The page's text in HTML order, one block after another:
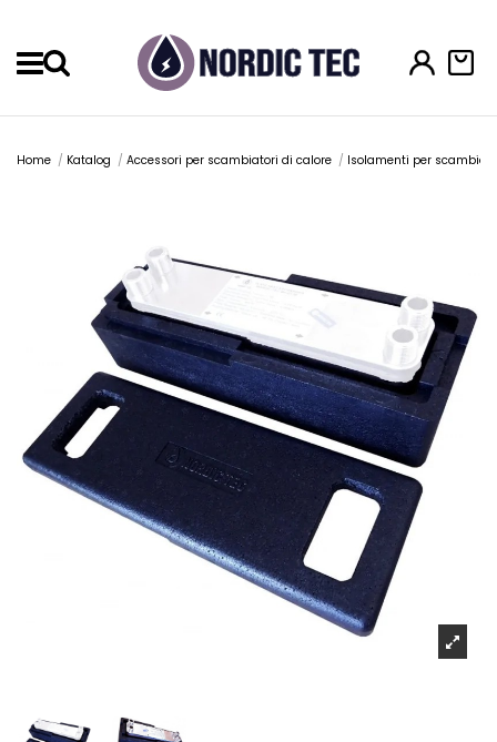
Home Katalog Accessori per scambiatori di calore Isolamenti per